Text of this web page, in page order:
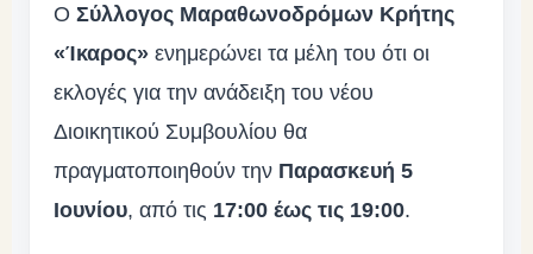
Ο Σύλλογος Μαραθωνοδρόμων Κρήτης
«Ίκαρος» ενημερώνει τα μέλη του ότι οι
εκλογές για την ανάδειξη του νέου
Διοικητικού Συμβουλίου θα
πραγματοποιηθούν την Παρασκευή 5
Ιουνίου, από τις 17:00 έως τις 19:00.